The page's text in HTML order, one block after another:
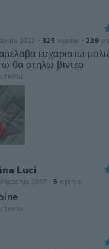
2022 · 325 opinie · 229
ευχαριστω
θα στηλω βιντεο
temu
Luci
2017 · 5 opinie
temu